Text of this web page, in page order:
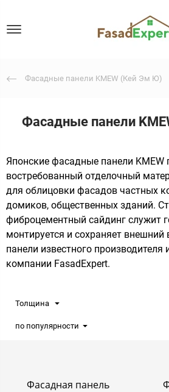
Фасадные панели KMEW (Кей Эм Ю)
Фасадные панели
Японские фасадные панели KMEW
востребованный отделочный
для облицовки фасадов частных
домиков, общественных зданий.
фиброцементный сайдинг служит
монтируется и сохраняет внешний
панели известного
компании FasadExpert.
Толщина
по популярности
Фасадная панель